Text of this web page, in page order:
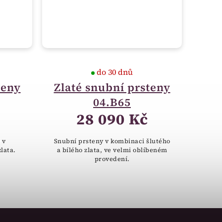
v
Zlaté snubní prsteny
04.B65
do 30 dnů
28 090 Kč
Snubní prsteny v kombinaci šlutého
a bílého zlata, ve velmi oblíbeném
provedení.